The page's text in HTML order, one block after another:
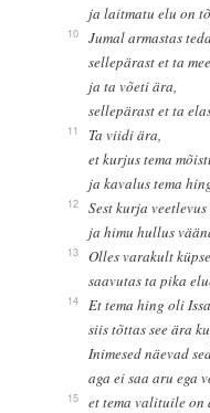
ja laitmatu elu on
10
Jumal armastas
sellepärast et ta
ja ta võeti ära,
sellepärast et ta
11
Ta viidi ära,
et kurjus tema
ja kavalus tema
12
Sest kurja
ja himu hullus
13
Olles varakult
saavutas ta pika
14
Et tema hing oli
siis tõttas see ära
Inimesed näevad
aga ei saa aru ega
15
et tema valituile on